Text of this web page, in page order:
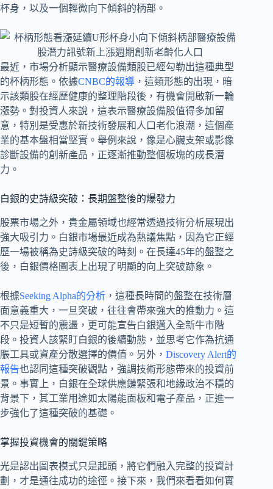
杯身，以及一個輕微向下傾斜的柄部。
最近，市場分析顯示醫療設備類股已經勾勒出這種典型
的杯柄形態。依據CNBC的報導 ，這類形態的出現，暗
示該類股在經歷健康的整理階段後，有機會開啟新一輪
漲勢。對投資人來說，這表示醫療設備股值得多加留
意，特別是受惠於新技術發展和人口老化浪潮，這個產
業的基本盤相當堅實。舉例來說，像是心臟支架或影像
診斷設備的創新產品，正逐漸推動整個板塊的成長潛
力。
白銀的史詩級突破：長期盤整後的爆發力
股票市場之外，貴金屬領域也經常透過技術分析展現出
強大吸引力。白銀市場最近成為熱議焦點，因為它正經
歷一場被稱為史詩級突破的時刻。在長達45年的盤整之
後，白銀價格圖表上出現了明顯的向上突破跡象。
根據Seeking Alpha的分析 ，這種長時間的盤整在技術層
面意義重大，一旦突破，往往會帶來強大的推動力。這
不只是短暫的震盪，更可能宣告白銀邁入全新牛市階
段。投資人該緊盯白銀的後續動態，並思考它作為抗通
脹工具或資產分散選擇的價值。另外， Discovery Alert的
報告也認同這種突破觀點，強調技術形態帶來的投資前
景。事實上，白銀在全球供應鏈緊張和地緣政治不穩的
背景下，其工業用途如太陽能面板和電子產品，正進一
步強化了這種突破的基礎。
掌握投資機會的關鍵策略
光是認出圖表模式只是起頭，將它們融入完整的投資計
劃，才是通往成功的途徑。接下來，我們來看看如何實